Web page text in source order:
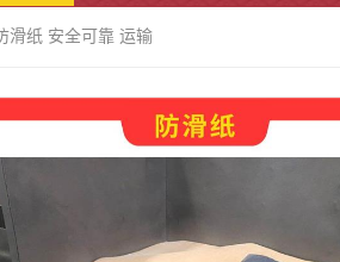
滑纸 安全可靠 运输